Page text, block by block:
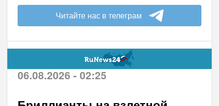
Читайте нас в телеграм
06.08.2026 - 02:25